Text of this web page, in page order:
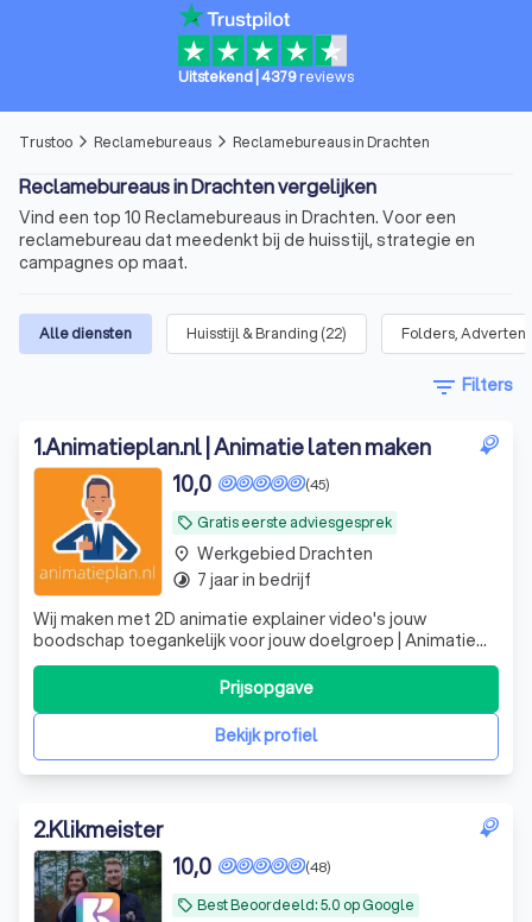
Uitstekend 4379reviews
Trustoo arrow_forward_ios Reclamebureaus arrow_forward_ios Reclamebureaus in Drachten
Reclamebureaus in Drachten vergelijken
Vind een top 10 Reclamebureaus in Drachten. Voor een
reclamebureau dat meedenkt bij de huisstijl, strategie en
campagnes op maat.
Alle diensten Huisstijl & Branding (22) Folders,
filter_list Filters
1.Animatieplan.nl | Animatie laten maken
local_offer Gratis eerste adviesgesprek
(45)
10,0
Wij maken met 2D animatie explainer video's jouw
boodschap toegankelijk voor jouw doelgroep | Animatie
laten maken? | Animatieplan.nl
Bekijk profiel
Prijsopgave
place Werkgebied Drachten
timelapse 7 jaar in bedrijf
2.Klikmeister
local_offer Best Beoordeeld: 5.0 op Google
(48)
10,0